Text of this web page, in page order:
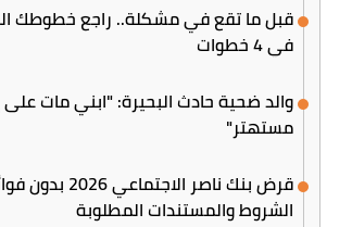
قبل ما تقع في مشكلة.. راجع خطوطك
في 4 خطوات
والد ضحية حادث البحيرة: "ابني مات على
مستهتر"
قرض بنك ناصر الاجتماعي
الشروط والمستندات المطلوبة